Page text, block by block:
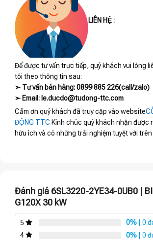
LIÊN HỆ :
Để được tư vấn trực tiếp, quý khách vui lòng
tôi theo thông tin sau:
➢ Tư vấn bán hàng: 0899 885 226(call/zalo)
➢ Email: le.ducdo@tudong-ttc.com
Cảm ơn quý khách đã truy cập vào website
ĐỘNG TTC Kính chúc quý khách nhận được
hữu ích và có những trải nghiệm tuyệt vời
Đánh giá 6SL3220-2YE34-0UB0 |
G120X 30 kW
5 0% | 0
4
0% | 0